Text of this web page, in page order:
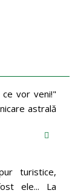
vor veni!"
astrală
turistice,
ele... La